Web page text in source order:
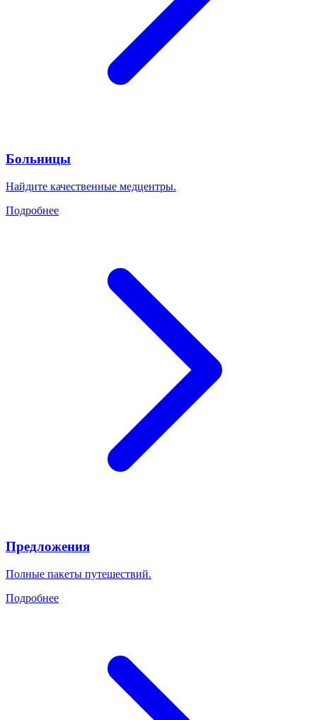
Больницы
Найдите качественные медцентры.
Подробнее
Предложения
Полные пакеты путешествий.
Подробнее